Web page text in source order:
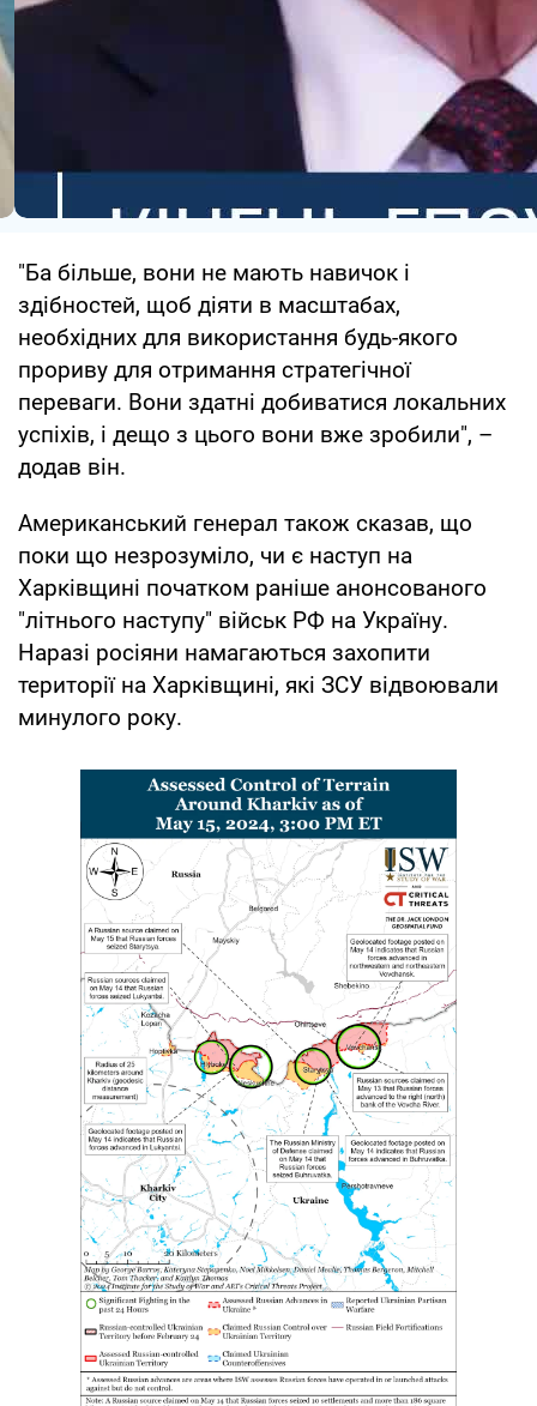
"Ба більше, вони не мають навичок і
здібностей, щоб діяти в масштабах,
необхідних для використання будь-якого
прориву для отримання стратегічної
переваги. Вони здатні добиватися локальних
успіхів, і дещо з цього вони вже зробили", –
додав він.
Американський генерал також сказав, що
поки що незрозуміло, чи є наступ на
Харківщині початком раніше анонсованого
"літнього наступу" військ РФ на Україну.
Наразі росіяни намагаються захопити
території на Харківщині, які ЗСУ відвоювали
минулого року.